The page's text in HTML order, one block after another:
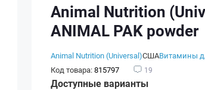
Animal Nutrition
ANIMAL PAK powder
Animal Nutrition (Universal)СШАВитамины
Код товара:815797 19
Доступные варианты